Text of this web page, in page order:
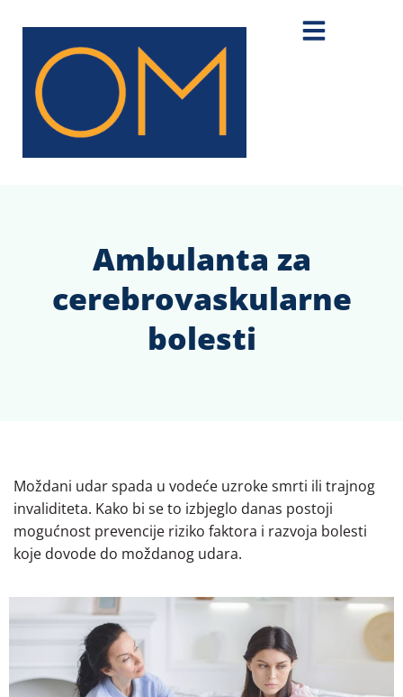
Ambulanta za
cerebrovaskularne
bolesti
Moždani udar spada u vodeće uzroke smrti ili trajnog
invaliditeta. Kako bi se to izbjeglo danas postoji
mogućnost prevencije riziko faktora i razvoja bolesti
koje dovode do moždanog udara.